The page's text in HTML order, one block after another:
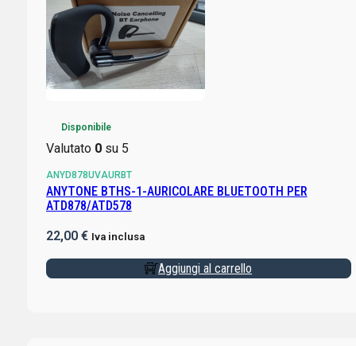
Disponibile
Valutato 0su 5
ANYD878UVAURBT
ANYTONE BTHS-1-AURICOLARE BLUETOOTH PER
ATD878/ATD578
22,00 € Iva inclusa
Aggiungi al carrello